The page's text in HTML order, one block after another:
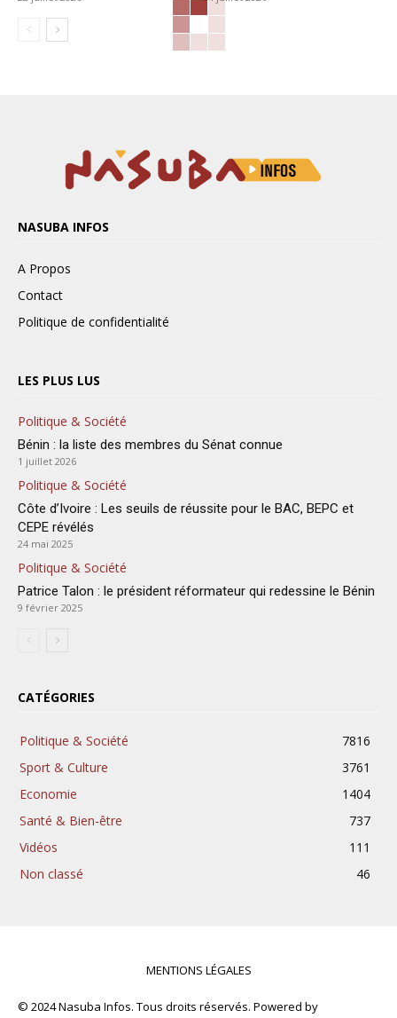
NASUBA INFOS
A Propos
Contact
Politique de confidentialité
LES PLUS LUS
Politique & Société
Bénin : la liste des membres du Sénat connue
1 juillet 2026
Politique & Société
Côte d’Ivoire : Les seuils de réussite pour le BAC, BEPC et
CEPE révélés
24 mai 2025
Politique & Société
Patrice Talon : le président réformateur qui redessine le Bénin
9 février 2025
CATÉGORIES
Politique & Société
7816
Sport & Culture
3761
Economie
1404
Santé & Bien-être
737
Vidéos
111
Non classé
46
MENTIONS LÉGALES
© 2024 Nasuba Infos. Tous droits réservés. Powered by